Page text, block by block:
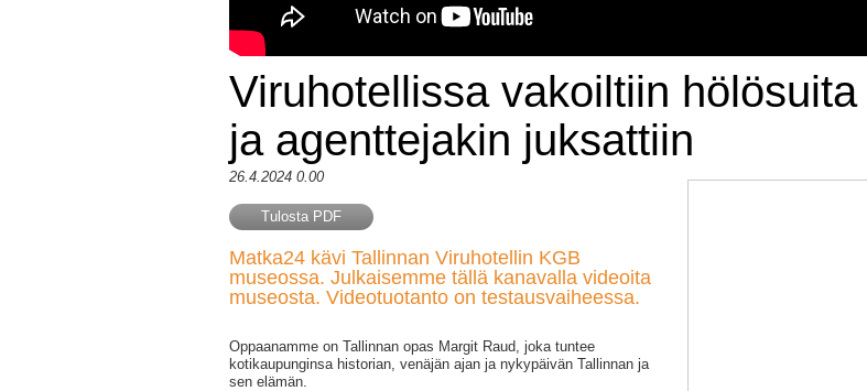
Viruhotellissa vakoiltiin hölösuita
ja agenttejakin juksattiin
26.4.2024 0.00
Tulosta PDF
Matka24 kävi Tallinnan Viruhotellin KGB
museossa. Julkaisemme tällä kanavalla videoita
museosta. Videotuotanto on testausvaiheessa.
Oppaanamme on Tallinnan opas Margit Raud, joka tuntee
kotikaupunginsa historian, venäjän ajan ja nykypäivän Tallinnan ja
sen elämän.